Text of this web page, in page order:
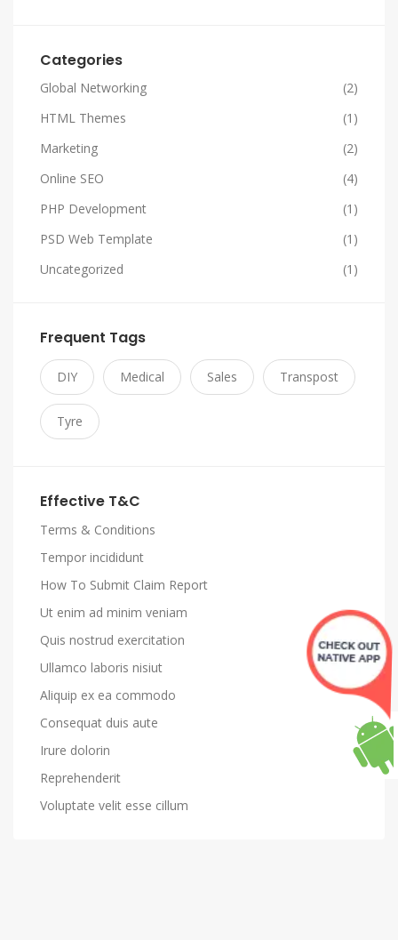
Categories
Global Networking
(2)
HTML Themes
(1)
Marketing
(2)
Online SEO
(4)
PHP Development
(1)
PSD Web Template
(1)
Uncategorized
(1)
Frequent Tags
DIY Medical Sales Transpost
Tyre
Effective T&C
Terms & Conditions
Tempor incididunt
How To Submit Claim Report
Ut enim ad minim veniam
Quis nostrud exercitation
Ullamco laboris nisiut
Aliquip ex ea commodo
Consequat duis aute
Irure dolorin
Reprehenderit
Voluptate velit esse cillum